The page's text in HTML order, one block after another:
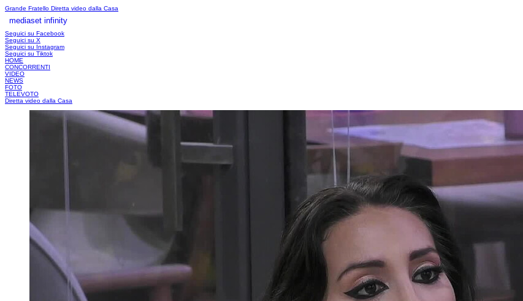
Grande Fratello Diretta video dalla Casa
mediaset infinity
Seguici su Facebook
Seguici su X
Seguici su Instagram
Seguici su Tiktok
HOME
CONCORRENTI
VIDEO
NEWS
FOTO
TELEVOTO
Diretta video dalla Casa